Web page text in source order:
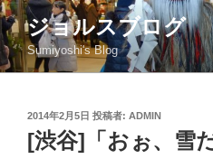
コ
ン
テ
ン
ジョルスブログ
Sumiyoshi's Blog
投
稿
日:
2014年2月5日 投稿者: ADMIN
[渋谷]「おぉ、雪